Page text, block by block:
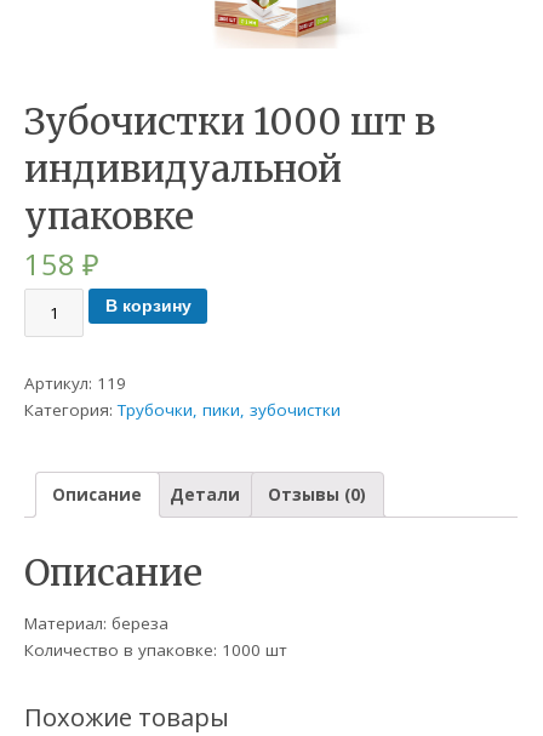
Зубочистки 1000 шт в
индивидуальной
упаковке
158₽
В корзину
Артикул: 119
Категория:Трубочки, пики, зубочистки
Описание Детали Отзывы (0)
Описание
Материал: береза
Количество в упаковке: 1000 шт
Похожие товары